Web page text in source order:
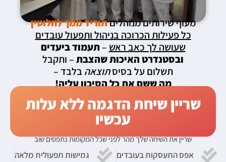
מעוף שירותים מנוהליםתוריד ממך לחלוטין
כל פעילות הכרוכה בניהול ותפעול עובדים
שעושה לך כאב ראש –תעמוד ביעדים
ובסטנדרט האיכות שהצבת– ותקבל
תשלום על בסיסתוצאה בלבד –
מה ששם את כל הסיכון עליה!
שריין שיחת הדגמה ללא עלות
עכשיו
שריין את השיחה שלך מהר לפני שכל המקומות נתפסים שוב
אפס התעסקות בעובדים
גמישות תפעולית מלאה